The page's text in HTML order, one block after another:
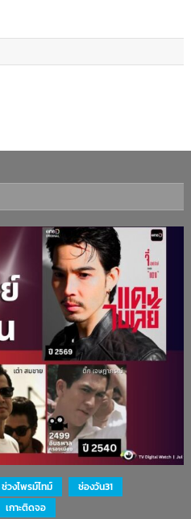
ช่วงไพรม์ไทม์
ช่องวัน31
เกาะติดจอ